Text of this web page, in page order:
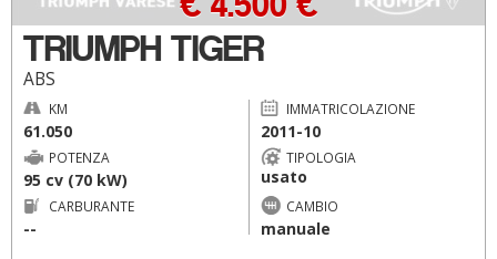
TRIUMPH TIGER
ABS
KM
61.050
IMMATRICOLAZIONE
2011-10
POTENZA
95 cv (70 kW)
TIPOLOGIA
usato
CARBURANTE
--
CAMBIO
manuale